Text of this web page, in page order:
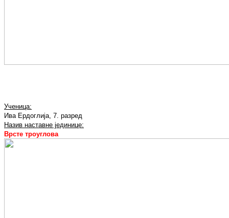
Ученица:
Ива Ердоглија, 7. разред
Назив наставне јединице:
Врсте троуглова